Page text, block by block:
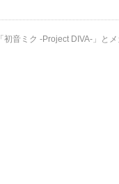
「初音ミク -Project DIVA-」と